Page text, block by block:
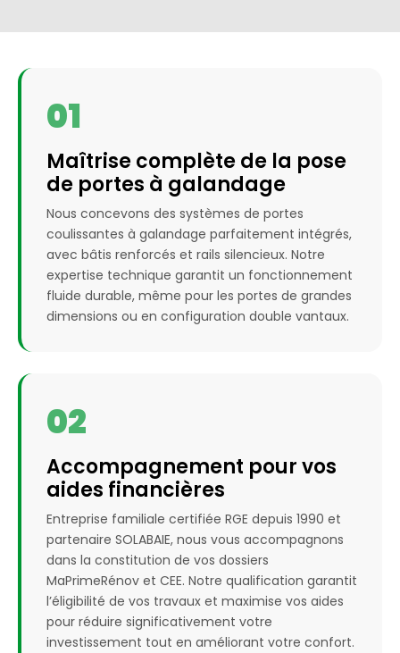
01
Maîtrise complète de la pose
de portes à galandage
Nous concevons des systèmes de portes
coulissantes à galandage parfaitement intégrés,
avec bâtis renforcés et rails silencieux. Notre
expertise technique garantit un fonctionnement
fluide durable, même pour les portes de grandes
dimensions ou en configuration double vantaux.
02
Accompagnement pour vos
aides financières
Entreprise familiale certifiée RGE depuis 1990 et
partenaire SOLABAIE, nous vous accompagnons
dans la constitution de vos dossiers
MaPrimeRénov et CEE. Notre qualification garantit
l’éligibilité de vos travaux et maximise vos aides
pour réduire significativement votre
investissement tout en améliorant votre confort.